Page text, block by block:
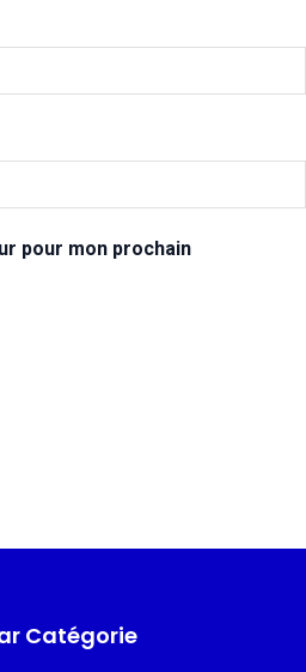
pour mon prochain
Catégorie